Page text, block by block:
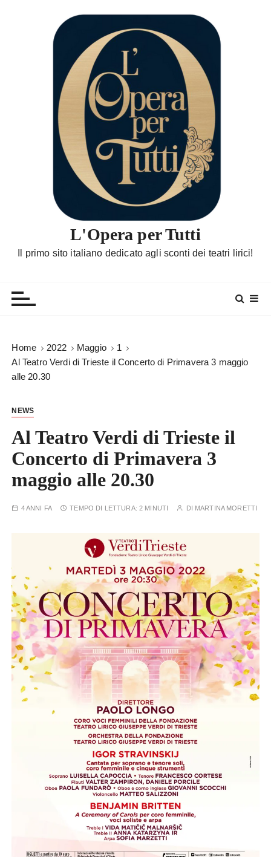
L'Opera per Tutti
Il primo sito italiano dedicato agli sconti dei teatri lirici!
Home 2022 Maggio
1
Al Teatro Verdi di Trieste il Concerto di Primavera 3 maggio
alle 20.30
NEWS
Al Teatro Verdi di Trieste il
Concerto di Primavera 3
maggio alle 20.30
4 ANNI FA TEMPO DI LETTURA:2 MINUTI DI MARTINA MORETTI